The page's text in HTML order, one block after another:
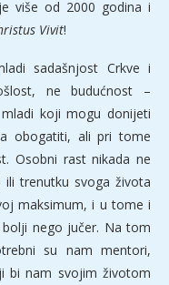
više od 2000 godina i
Vivit!
sadašnjost Crkve i
ne budućnost –
koji mogu donijeti
obogatiti, ali pri tome
Osobni rast nikada ne
trenutku svoga života
maksimum, i u tome i
nego jučer. Na tom
su nam mentori,
bi nam svojim životom